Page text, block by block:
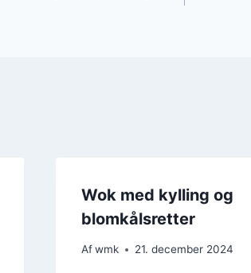
Wok med kylling og
blomkålsretter
Af wmk 21. december 2024